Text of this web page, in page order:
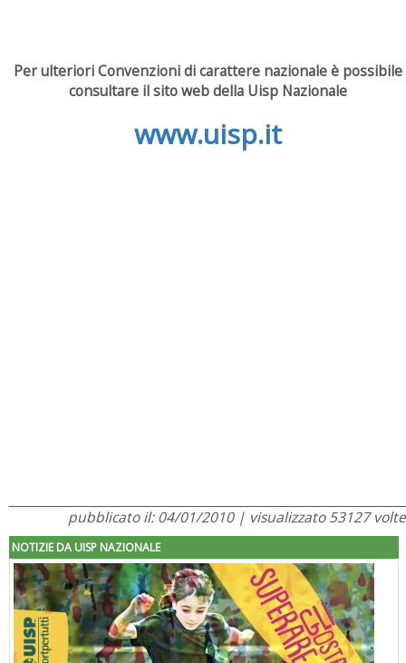
Per ulteriori Convenzioni di carattere nazionale è possibile
consultare il sito web della Uisp Nazionale
www.uisp.it
pubblicato il: 04/01/2010 | visualizzato 53127 volte
NOTIZIE DA UISP NAZIONALE